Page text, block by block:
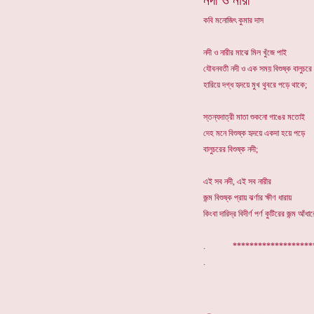
কবি মনোজিৎ কুমার দাস
নদী ও নারীর মাঝে মিল খুঁজে পাই
যৌবনবতী নদী ও এক সময় বিশুষ্ক বালুচরে
হারিয়ে দগ্ধ হৃদয়ে মুখ থুবরে পড়ে থাকে;
স্তন্যদাত্রী মাতা শুকনো গাঙের মতোই
দেহ মনে বিশুষ্ক হৃদয়ে একদা হয়ে পড়ে
বালুচরের বিশুষ্ক নদী;
এই সব নদী, এই সব নারীর
জন্ম বিশুষ্ক প্রায় ঝর্ণার ক্ষীণ ধারায়
কিংবা দারিদ্র বিদীর্ণ পর্ণ কুটিরের জন্ম
.